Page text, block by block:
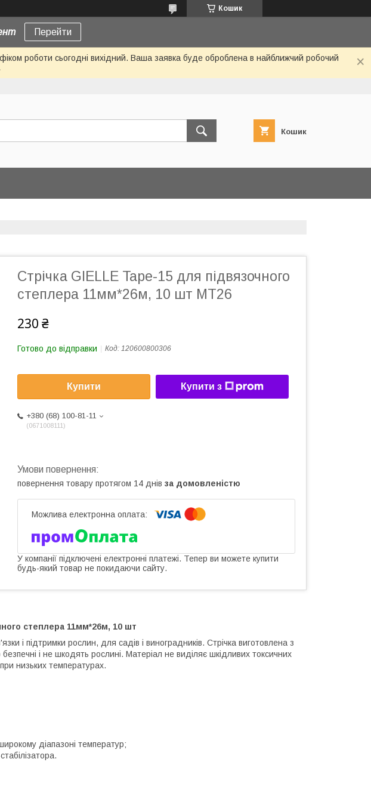
Кошик
Перейти
роботи сьогодні вихідний. Ваша заявка буде оброблена в найближчий робочий
Кошик
Стрічка GIELLE Tape-15 для підвязочного
степлера 11мм*26м, 10 шт МТ26
230 ₴
Готово до відправки Код: 120600800306
Купити Купити з
+380 (68) 100-81-11
0671008111
повернення товару протягом 14 днів за домовленістю
У компанії підключені електронні платежі. Тепер ви можете купити
будь-який товар не покидаючи сайту.
степлера 11мм*26м, 10 шт
і підтримки рослин, для садів і виноградників. Стрічка виготовлена з
і не шкодять рослині. Матеріал не виділяє шкідливих токсичних
низьких температурах.
діапазоні температур;